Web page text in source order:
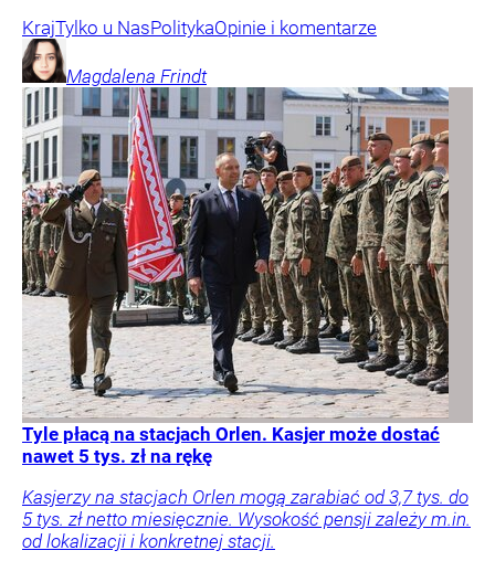
KrajTylko u NasPolitykaOpinie i komentarze
Magdalena Frindt
Tyle płacą na stacjach Orlen. Kasjer może dostać
nawet 5 tys. zł na rękę
Kasjerzy na stacjach Orlen mogą zarabiać od 3,7 tys. do
5 tys. zł netto miesięcznie. Wysokość pensji zależy m.in.
od lokalizacji i konkretnej stacji.